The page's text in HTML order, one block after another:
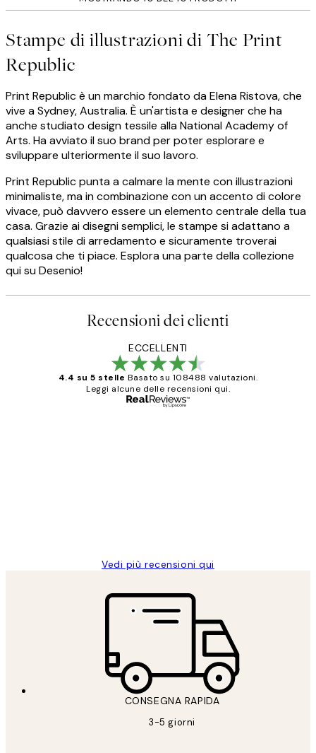
Stampe di illustrazioni di The Print
Republic
Print Republic è un marchio fondato da Elena Ristova, che
vive a Sydney, Australia. È un'artista e designer che ha
anche studiato design tessile alla National Academy of
Arts. Ha avviato il suo brand per poter esplorare e
sviluppare ulteriormente il suo lavoro.
Print Republic punta a calmare la mente con illustrazioni
minimaliste, ma in combinazione con un accento di colore
vivace, può davvero essere un elemento centrale della tua
casa. Grazie ai disegni semplici, le stampe si adattano a
qualsiasi stile di arredamento e sicuramente troverai
qualcosa che ti piace. Esplora una parte della collezione
qui su Desenio!
Recensioni dei clienti
ECCELLENTI
4.4 su 5 stelle Basato su 108488 valutazioni.
Leggi alcune delle recensioni qui.
Vedi più recensioni qui
CONSEGNA RAPIDA
3-5 giorni